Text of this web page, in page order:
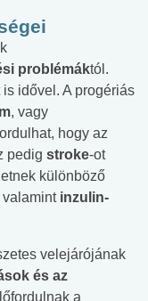
problémáktól.
idővel. A progériás
, vagy
hogy az
pedig stroke-ot
különböző
valamintinzulin-
velejárójának
és az
a